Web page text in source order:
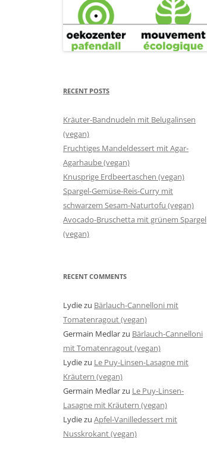
RECENT POSTS
Kräuter-Bandnudeln mit Belugalinsen
(vegan)
Fruchtiges Mandeldessert mit Agar-
Agarhaube (vegan)
Knusprige Erdbeertaschen (vegan)
Spargel-Gemüse-Reis-Curry mit
schwarzem Sesam-Naturtofu (vegan)
Avocado-Bruschetta mit grünem Spargel
(vegan)
RECENT COMMENTS
Lydiezu Bärlauch-Cannelloni mit
Tomatenragout (vegan)
Germain Medlarzu Bärlauch-Cannelloni
mit Tomatenragout (vegan)
Lydiezu Le Puy-Linsen-Lasagne mit
Kräutern (vegan)
Germain Medlarzu Le Puy-Linsen-
Lasagne mit Kräutern (vegan)
Lydiezu Apfel-Vanilledessert mit
Nusskrokant (vegan)